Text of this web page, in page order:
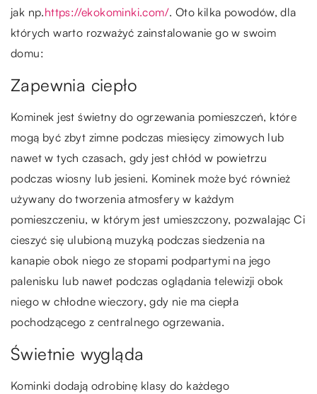
jak np.https://ekokominki.com/. Oto kilka powodów, dla
których warto rozważyć zainstalowanie go w swoim
domu:
Zapewnia ciepło
Kominek jest świetny do ogrzewania pomieszczeń, które
mogą być zbyt zimne podczas miesięcy zimowych lub
nawet w tych czasach, gdy jest chłód w powietrzu
podczas wiosny lub jesieni. Kominek może być również
używany do tworzenia atmosfery w każdym
pomieszczeniu, w którym jest umieszczony, pozwalając Ci
cieszyć się ulubioną muzyką podczas siedzenia na
kanapie obok niego ze stopami podpartymi na jego
palenisku lub nawet podczas oglądania telewizji obok
niego w chłodne wieczory, gdy nie ma ciepła
pochodzącego z centralnego ogrzewania.
Świetnie wygląda
Kominki dodają odrobinę klasy do każdego